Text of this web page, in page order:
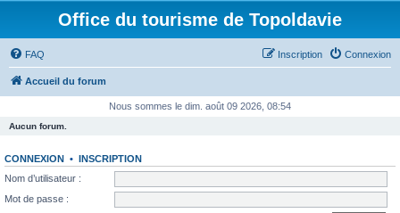
Office du tourisme de Topoldavie
FAQ Connexion
Inscription
Accueil du forum
Nous sommes le dim. août 09 2026, 08:54
Aucun forum.
CONNEXION • INSCRIPTION
Nom d’utilisateur :
Mot de passe :